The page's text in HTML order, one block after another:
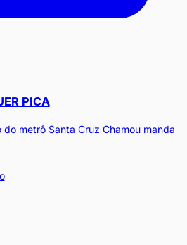
PICA
metrô Santa Cruz Chamou manda